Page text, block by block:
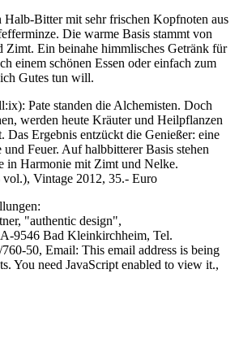
Bitter mit sehr frischen Kopfnoten aus
Die warme Basis stammt von
Zimt. Ein beinahe himmlisches Getränk für
einem schönen Essen oder einfach zum
Gutes tun will.
Pate standen die Alchemisten. Doch
werden heute Kräuter und Heilpflanzen
Das Ergebnis entzückt die Genießer: eine
und Feuer. Auf halbbitterer Basis stehen
in Harmonie mit Zimt und Nelke.
Vintage 2012, 35.- Euro
"authentic design",
9546 Bad Kleinkirchheim, Tel.
50, Email: This email address is being
You need JavaScript enabled to view it.,